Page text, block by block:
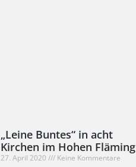
„Leine Buntes“ in acht
Kirchen im Hohen Fläming
27. April 2020 Keine Kommentare